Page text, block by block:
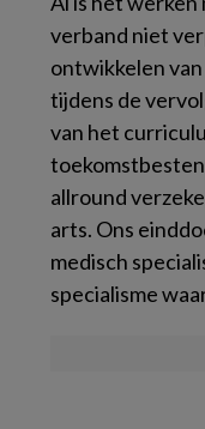
verband niet
ontwikkelen
tijdens de
van het
allround
arts. Ons
medisch
specialisme